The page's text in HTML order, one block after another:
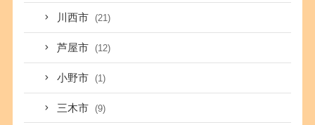
川西市 (21)
芦屋市 (12)
小野市 (1)
三木市 (9)